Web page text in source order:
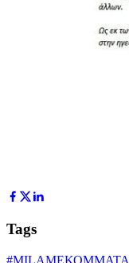
Tags
#MILAMEΚΟΜΜΑΤΑ